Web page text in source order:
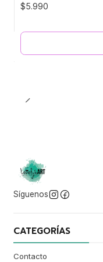
$5.990
Síguenos
CATEGORÍAS
Contacto